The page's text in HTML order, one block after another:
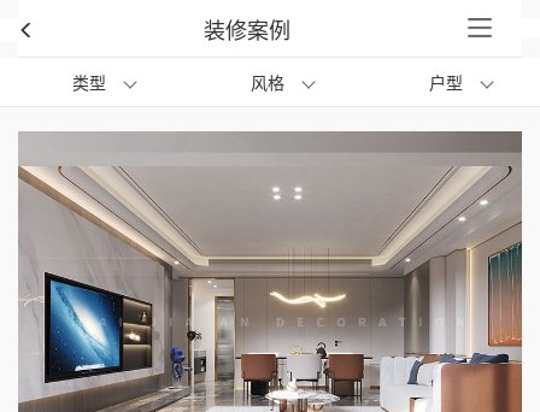
装修案例
类型 风格 户型